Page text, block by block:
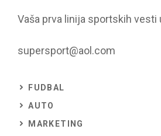
Vaša prva linija sportskih vesti
supersport@aol.com
FUDBAL
AUTO
MARKETING